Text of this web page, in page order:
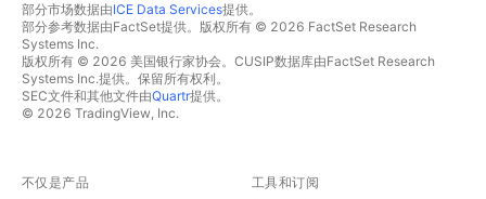
部分市场数据由ICE Data Services提供。
部分参考数据由FactSet提供。版权所有 © 2026 FactSet Research
Systems Inc.
版权所有 © 2026 美国银行家协会。CUSIP数据库由FactSet Research
Systems Inc.提供。保留所有权利。
SEC文件和其他文件由Quartr提供。
© 2026 TradingView, Inc.
不仅是产品 工具和订阅